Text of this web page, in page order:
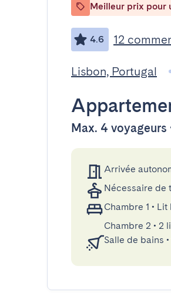
Meilleur prix pour
4.6 12
Lisbon, Portugal
Max. 4 voyageurs
Arrivée
Nécessaire de
Chambre 1 • Lit
Chambre 2 • 2
Salle de bains •